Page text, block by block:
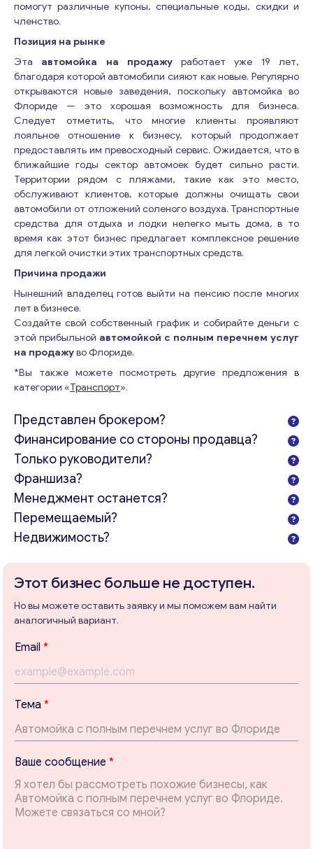
Консультация
Отправьте нам запрос, и мы свяжемся с вами в
ближайшее время.
Email*
Ваши комментарии
Свяжитесь со мной
помогут различные купоны, специальные коды, скидки и
членство.
Позиция на рынке
Эта автомойка на продажуработает уже 19 лет,
благодаря которой автомобили сияют как новые. Регулярно
открываются новые заведения, поскольку автомойка во
Флориде — это хорошая возможность для бизнеса.
Следует отметить, что многие клиенты проявляют
лояльное отношение к бизнесу, который продолжает
предоставлять им превосходный сервис. Ожидается, что в
ближайшие годы сектор автомоек будет сильно расти.
Территории рядом с пляжами, такие как это место,
обслуживают клиентов, которые должны очищать свои
автомобили от отложений соленого воздуха. Транспортные
средства для отдыха и лодки нелегко мыть дома, в то
время как этот бизнес предлагает комплексное решение
для легкой очистки этих транспортных средств.
Причина продажи
Нынешний владелец готов выйти на пенсию после многих
лет в бизнесе.
Создайте свой собственный график и собирайте деньги с
этой прибыльной автомойкой с полным перечнем услуг
на продажуво Флориде.
*Вы также можете посмотреть другие предложения в
категории «Транспорт».
Представлен брокером?
Финансирование со стороны продавца?
Только руководители?
Франшиза?
Менеджмент останется?
Перемещаемый?
Недвижимость?
Этот бизнес больше не доступен.
Но вы можете оставить заявку и мы поможем вам найти
аналогичный вариант.
E
m
a
i
l
В
а
ш
с
о
о
б
Email *
Тема *
Ваше сообщение *